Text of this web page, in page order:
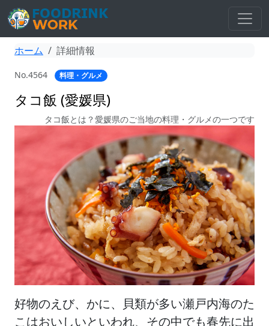
ホーム 詳細情報
No.4564 料理・グルメ
タコ飯 (愛媛県)
タコ飯とは？愛媛県のご当地の料理・グルメの一つです
好物のえび、かに、貝類が多い瀬戸内海のた
こはおいしいといわれ、その中でも春先に出